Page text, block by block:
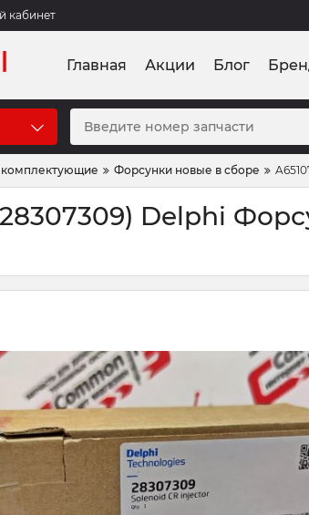
кабинет
Главная Акции Блог
Форсунки новые в сборе
Delphi